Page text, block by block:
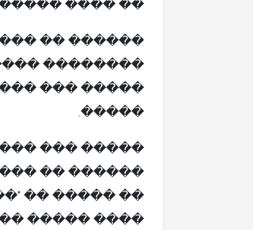
���� ������.
​​�� ������
���� ���� ��
�����.
��������
��� ���